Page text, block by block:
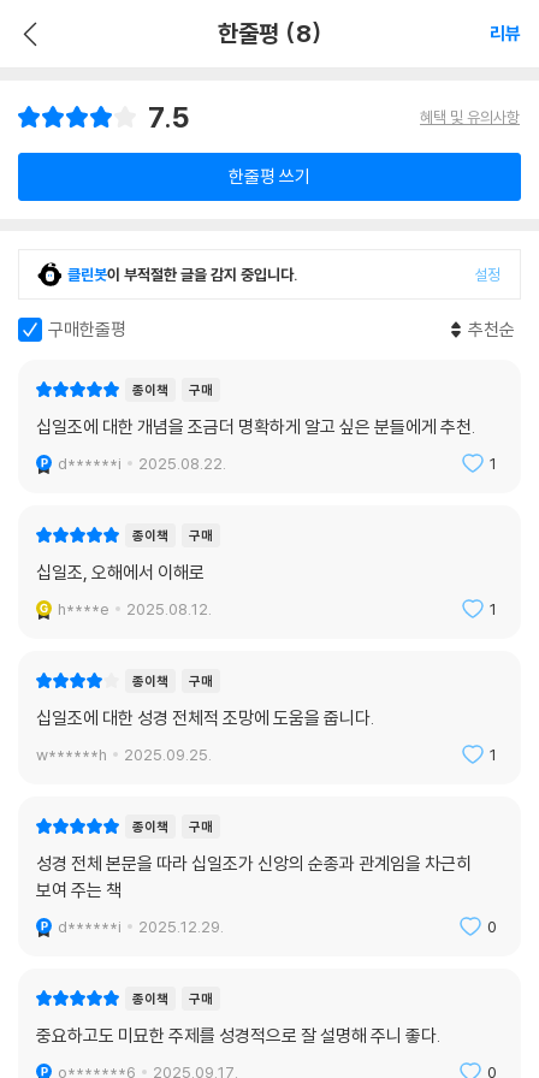
한줄평 (8) 리뷰
7.5 혜택 및 유의사항
한줄평 쓰기
클린봇이 부적절한 글을 감지 중입니다. 설정
구매한줄평 추천순
종이책 구매
십일조에 대한 개념을 조금더 명확하게 알고 싶은 분들에게 추천.
d******i 2025.08.22. 1
종이책 구매
십일조, 오해에서 이해로
h****e 2025.08.12. 1
종이책 구매
십일조에 대한 성경 전체적 조망에 도움을 줍니다.
w******h 2025.09.25. 1
종이책 구매
성경 전체 본문을 따라 십일조가 신앙의 순종과 관계임을 차근히
보여 주는 책
d******i 2025.12.29. 0
종이책 구매
중요하고도 미묘한 주제를 성경적으로 잘 설명해 주니 좋다.
o*******6 2025.09.17. 0